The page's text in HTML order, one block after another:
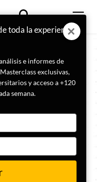
toda la experiencia
e informes de
exclusivas,
y acceso a +120
semana.